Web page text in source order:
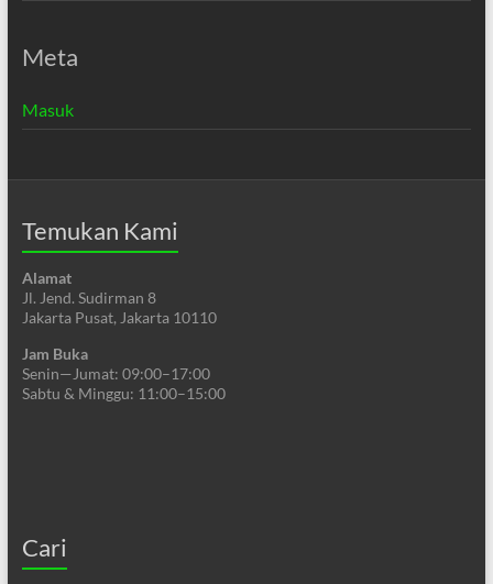
Meta
Masuk
Temukan Kami
Alamat
Jl. Jend. Sudirman 8
Jakarta Pusat, Jakarta 10110
Jam Buka
Senin—Jumat: 09:00–17:00
Sabtu & Minggu: 11:00–15:00
Cari